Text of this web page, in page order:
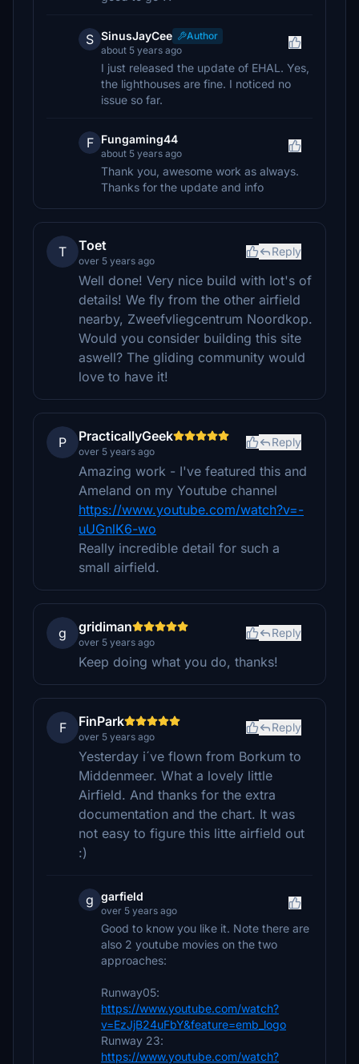
S SinusJayCee
Author
about 5 years ago
I just released the update of EHAL. Yes,
the lighthouses are fine. I noticed no
issue so far.
F Fungaming44
about 5 years ago
Thank you, awesome work as always.
Thanks for the update and info
T Toet
over 5 years ago
Reply
Well done! Very nice build with lot's of
details! We fly from the other airfield
nearby, Zweefvliegcentrum Noordkop.
Would you consider building this site
aswell? The gliding community would
love to have it!
P PracticallyGeek
over 5 years ago
Reply
Amazing work - I've featured this and
Ameland on my Youtube channel
https://www.youtube.com/watch?v=-
uUGnlK6-wo
Really incredible detail for such a
small airfield.
g gridiman
over 5 years ago
Reply
Keep doing what you do, thanks!
F FinPark
over 5 years ago
Reply
Yesterday i´ve flown from Borkum to
Middenmeer. What a lovely little
Airfield. And thanks for the extra
documentation and the chart. It was
not easy to figure this litte airfield out
:)
g garfield
over 5 years ago
Good to know you like it. Note there are
also 2 youtube movies on the two
approaches:
Runway05:
https://www.youtube.com/watch?
v=EzJjB24uFbY&feature=emb_logo
Runway 23:
https://www.youtube.com/watch?